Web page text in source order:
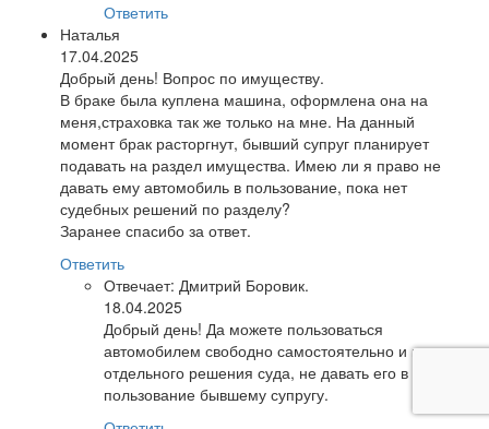
Ответить
Наталья
17.04.2025
Добрый день! Вопрос по имуществу.
В браке была куплена машина, оформлена она на
меня,страховка так же только на мне. На данный
момент брак расторгнут, бывший супруг планирует
подавать на раздел имущества. Имею ли я право не
давать ему автомобиль в пользование, пока нет
судебных решений по разделу?
Заранее спасибо за ответ.
Ответить
Отвечает: Дмитрий Боровик.
18.04.2025
Добрый день! Да можете пользоваться
автомобилем свободно самостоятельно и пока нет
отдельного решения суда, не давать его в
пользование бывшему супругу.